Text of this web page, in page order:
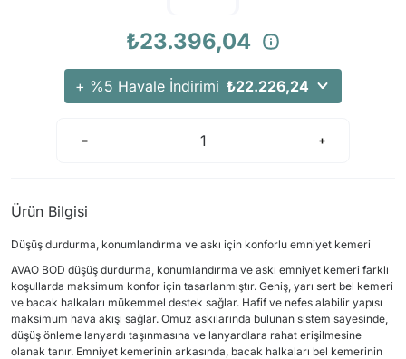
₺23.396,04
+ %5 Havale İndirimi ₺22.226,24
Ürün Bilgisi
Düşüş durdurma, konumlandırma ve askı için konforlu emniyet kemeri
AVAO BOD düşüş durdurma, konumlandırma ve askı emniyet kemeri farklı
koşullarda maksimum konfor için tasarlanmıştır. Geniş, yarı sert bel kemeri
ve bacak halkaları mükemmel destek sağlar. Hafif ve nefes alabilir yapısı
maksimum hava akışı sağlar. Omuz askılarında bulunan sistem sayesinde,
düşüş önleme lanyardı taşınmasına ve lanyardlara rahat erişilmesine
olanak tanır. Emniyet kemerinin arkasında, bacak halkaları bel kemerinin